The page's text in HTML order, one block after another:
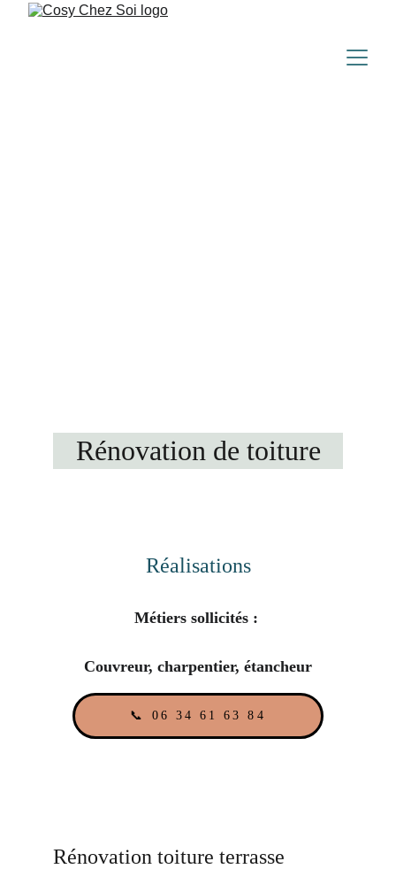
Rénovation de toiture
Réalisations
Métiers sollicités :
Couvreur, charpentier, étancheur
📞 06 34 61 63 84
Rénovation toiture terrasse